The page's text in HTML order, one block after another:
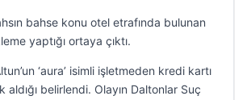
bahse konu otel etrafında bulunan
yaptığı ortaya çıktı.
‘aura’ isimli işletmeden kredi kartı
aldığı belirlendi. Olayın Daltonlar Suç